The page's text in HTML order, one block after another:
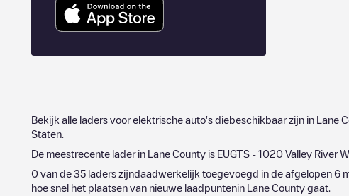
Bekijk alle laders voor elektrische auto's diebeschikbaar zijn in Lane
Staten
De meestrecente lader in Lane County is EUGTS - 1020 Valley River
0 van de 35 laders zijndaadwerkelijk toegevoegd in de afgelopen 6
hoe snel het plaatsen van nieuwe laadpuntenin Lane County gaat.